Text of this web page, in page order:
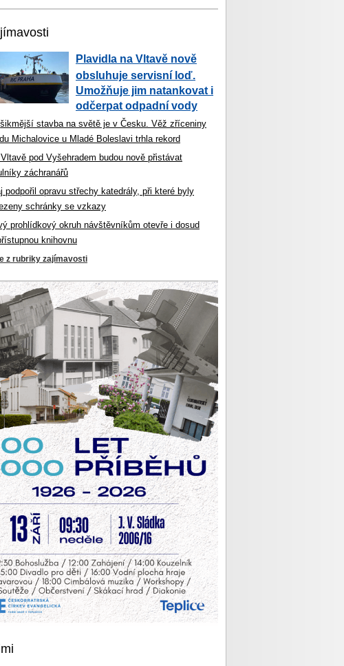
Plavidla na Vltavě nově
obsluhuje servisní loď.
Umožňuje jim natankovat i
odčerpat odpadní vody
stavba na světě je v Česku. Věž zříceniny
Michalovice u Mladé Boleslavi trhla rekord
Vltavě pod Vyšehradem budou nově přistávat
záchranářů
podpořil opravu střechy katedrály, při které byly
schránky se vzkazy
prohlídkový okruh návštěvníkům otevře i dosud
knihovnu
z rubriky zajímavosti